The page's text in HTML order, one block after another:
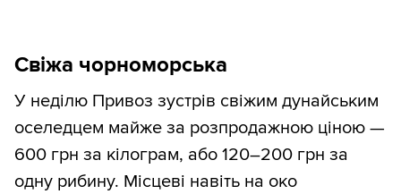
Свіжа чорноморська
У неділю Привоз зустрів свіжим дунайським
оселедцем майже за розпродажною ціною —
600 грн за кілограм, або 120–200 грн за
одну рибину. Місцеві навіть на око